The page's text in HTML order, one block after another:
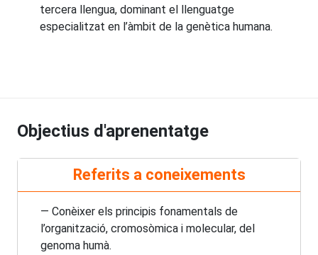
tercera llengua, dominant el llenguatge
especialitzat en l’àmbit de la genètica humana.
Objectius d'aprenentatge
Referits a coneixements
— Conèixer els principis fonamentals de
l’organització, cromosòmica i molecular, del
genoma humà.